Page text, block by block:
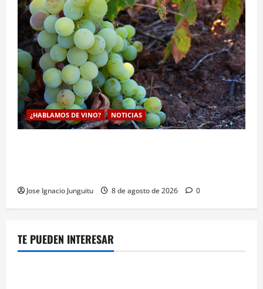
¿HABLAMOS DE VINO? NOTICIAS
Jose Ignacio Junguitu 8 de agosto de 2026 0
TE PUEDEN INTERESAR
¿HABLAMOS DE VINO? NOTICIAS